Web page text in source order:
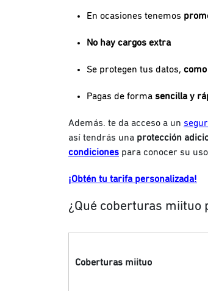
En ocasiones tenemos
No hay cargos extra
Se protegen tus datos,
Pagas de forma sencilla y
Además. te da acceso a un
así tendrás una protección
condiciones para conocer su
¡Obtén tu tarifa personalizada!
¿Qué coberturas miituo
Coberturas miituo